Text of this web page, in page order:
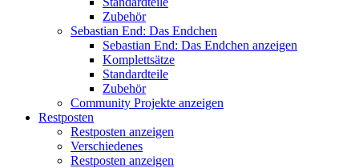
Zubehör
Sebastian End: Das Endchen
Sebastian End: Das Endchen anzeigen
Komplettsätze
Standardteile
Zubehör
Community Projekte anzeigen
Restposten
Restposten anzeigen
Verschiedenes
Restposten anzeigen